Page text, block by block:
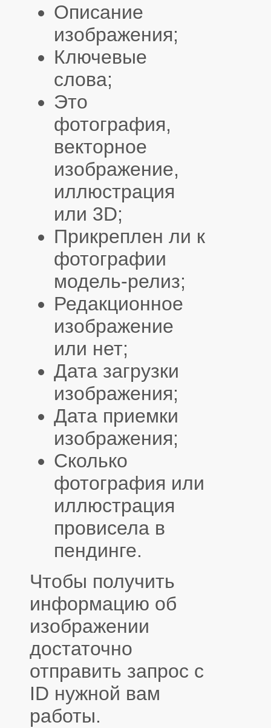
Описание
изображения;
Ключевые
слова;
Это
фотография,
векторное
изображение,
иллюстрация
или 3D;
Прикреплен ли к
фотографии
модель-релиз;
Редакционное
изображение
или нет;
Дата загрузки
изображения;
Дата приемки
изображения;
Сколько
фотография или
иллюстрация
провисела в
пендинге.
Чтобы получить
информацию об
изображении
достаточно
отправить запрос с
ID нужной вам
работы.